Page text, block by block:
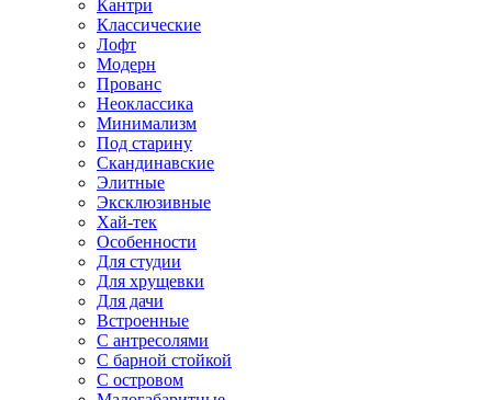
Кантри
Классические
Лофт
Модерн
Прованс
Неоклассика
Минимализм
Под старину
Скандинавские
Элитные
Эксклюзивные
Хай-тек
Особенности
Для студии
Для хрущевки
Для дачи
Встроенные
С антресолями
С барной стойкой
С островом